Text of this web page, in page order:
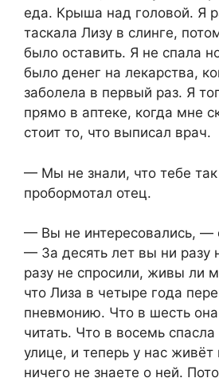
еда. Крыша над головой. Я
таскала Лизу в слинге,
было оставить. Я не спала
было денег на лекарства,
заболела в первый раз. Я
прямо в аптеке, когда мне
стоит то, что выписал врач.
— Мы не знали, что тебе
пробормотал отец.
— Вы не интересовались, —
— За десять лет вы ни разу
разу не спросили, живы ли
что Лиза в четыре года
пневмонию. Что в шесть она
читать. Что в восемь спасла
улице, и теперь у нас
ничего не знаете о ней.